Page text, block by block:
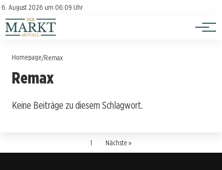
6. August 2026 um 06:09 Uhr
Kontakt
Impressum
Investition
Verbraucherschutz
Homepage/Remax
Remax
Keine Beiträge zu diesem Schlagwort.
1 Nächste »